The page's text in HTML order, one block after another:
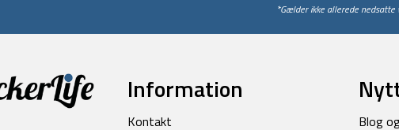
*Gælder ikke allerede nedsatte
Information
Kontakt Blog